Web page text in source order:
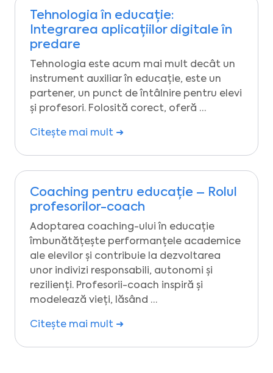
Tehnologia în educație:
Integrarea aplicațiilor digitale în
predare
Tehnologia este acum mai mult decât un
instrument auxiliar în educație, este un
partener, un punct de întâlnire pentru elevi
și profesori. Folosită corect, oferă …
Citește mai mult ➜
Coaching pentru educație – Rolul
profesorilor-coach
Adoptarea coaching-ului în educație
îmbunătățește performanțele academice
ale elevilor și contribuie la dezvoltarea
unor indivizi responsabili, autonomi și
rezilienți. Profesorii-coach inspiră și
modelează vieți, lăsând …
Citește mai mult ➜